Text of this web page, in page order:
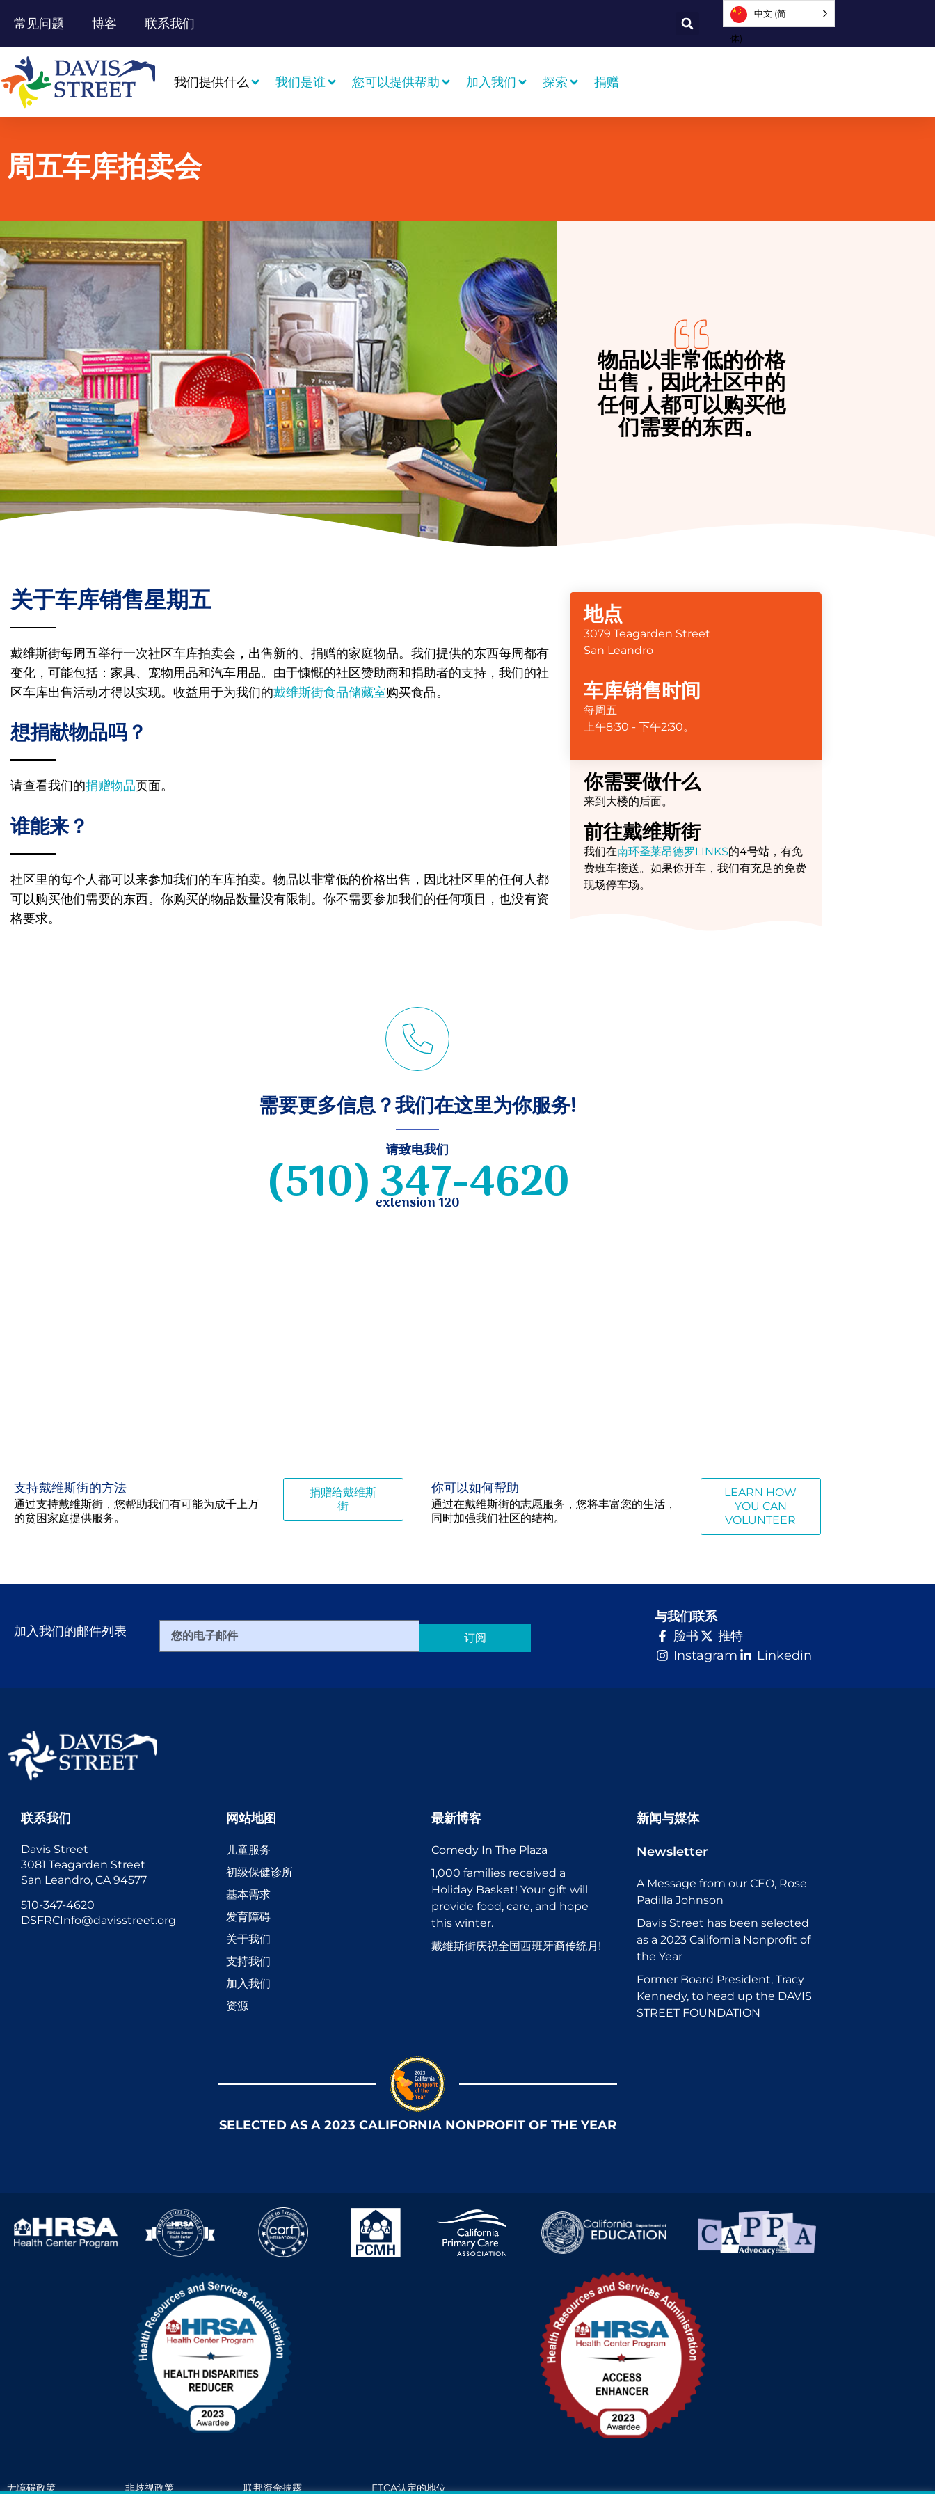
常见问题 博客 联系我们
中文 (简
体)
我们提供什么 我们是谁 您可以提供帮助 加入我们 探索 捐赠
周五车库拍卖会
物品以非常低的价格
出售，因此社区中的
任何人都可以购买他
们需要的东西。
关于车库销售星期五
戴维斯街每周五举行一次社区车库拍卖会，出售新的、捐赠的家庭物品。我们提供的东西每周都有
变化，可能包括：家具、宠物用品和汽车用品。由于慷慨的社区赞助商和捐助者的支持，我们的社
区车库出售活动才得以实现。收益用于为我们的戴维斯街食品储藏室购买食品。
想捐献物品吗？
请查看我们的捐赠物品页面。
谁能来？
社区里的每个人都可以来参加我们的车库拍卖。物品以非常低的价格出售，因此社区里的任何人都
可以购买他们需要的东西。你购买的物品数量没有限制。你不需要参加我们的任何项目，也没有资
格要求。
地点
3079 Teagarden Street
San Leandro
车库销售时间
每周五
上午8:30 - 下午2:30。
你需要做什么
来到大楼的后面。
前往戴维斯街
我们在南环圣莱昂德罗LINKS的4号站，有免
费班车接送。如果你开车，我们有充足的免费
现场停车场。
需要更多信息？我们在这里为你服务!
请致电我们
(510) 347-4620
extension 120
支持戴维斯街的方法
通过支持戴维斯街，您帮助我们有可能为成千上万
的贫困家庭提供服务。
捐赠给戴维斯
街
你可以如何帮助
通过在戴维斯街的志愿服务，您将丰富您的生活，
同时加强我们社区的结构。
LEARN HOW
YOU CAN
VOLUNTEER
加入我们的邮件列表 订阅
与我们联系
脸书
推特
Instagram
Linkedin
联系我们
Davis Street
3081 Teagarden Street
San Leandro, CA 94577
510-347-4620
DSFRCInfo@davisstreet.org
网站地图
儿童服务
初级保健诊所
基本需求
发育障碍
关于我们
支持我们
加入我们
资源
最新博客
Comedy In The Plaza
1,000 families received a
Holiday Basket! Your gift will
provide food, care, and hope
this winter.
戴维斯街庆祝全国西班牙裔传统月!
新闻与媒体
Newsletter
A Message from our CEO, Rose
Padilla Johnson
Davis Street has been selected
as a 2023 California Nonprofit of
the Year
Former Board President, Tracy
Kennedy, to head up the DAVIS
STREET FOUNDATION
SELECTED AS A 2023 CALIFORNIA NONPROFIT OF THE YEAR
无障碍政策 非歧视政策 联邦资金披露 FTCA认定的地位